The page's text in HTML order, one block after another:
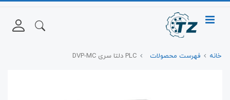
خانه فهرست محصولات PLC دلتا سری DVP-MC